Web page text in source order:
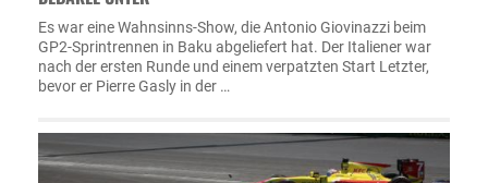
Es war eine Wahnsinns-Show, die Antonio Giovinazzi beim
GP2-Sprintrennen in Baku abgeliefert hat. Der Italiener war
nach der ersten Runde und einem verpatzten Start Letzter,
bevor er Pierre Gasly in der …